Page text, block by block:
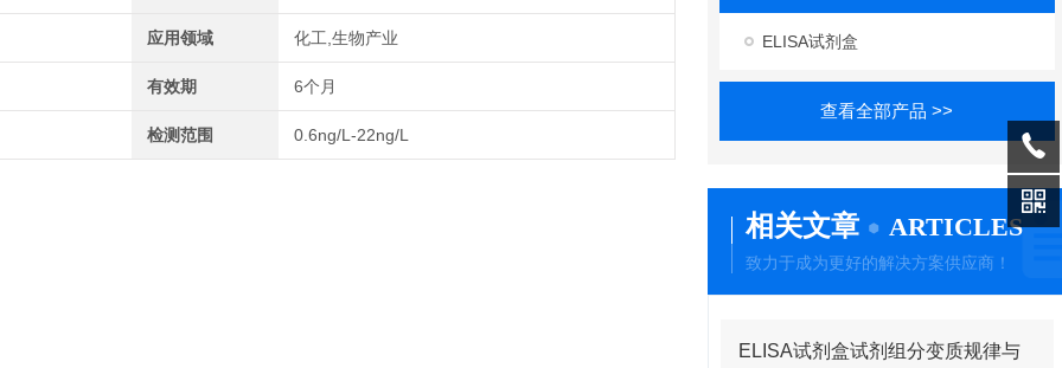
应用领域 化工,生物产业
有效期 6个月
检测范围 0.6ng/L-22ng/L
ELISA试剂盒
查看全部产品 >>
相关文章 ARTICLES
致力于成为更好的解决方案供应商！
ELISA试剂盒试剂组分变质规律与